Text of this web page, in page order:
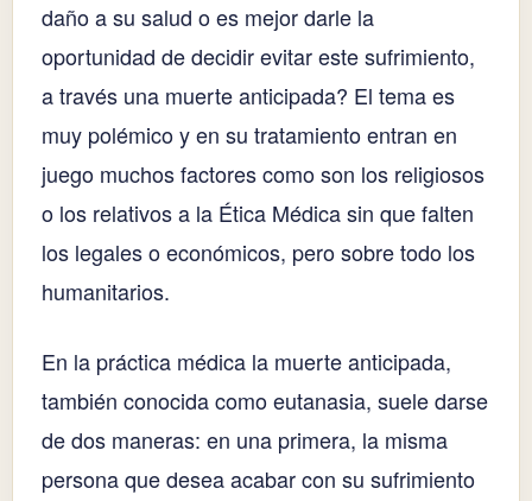
daño a su salud o es mejor darle la
oportunidad de decidir evitar este sufrimiento,
a través una muerte anticipada? El tema es
muy polémico y en su tratamiento entran en
juego muchos factores como son los religiosos
o los relativos a la Ética Médica sin que falten
los legales o económicos, pero sobre todo los
humanitarios.
En la práctica médica la muerte anticipada,
también conocida como eutanasia, suele darse
de dos maneras: en una primera, la misma
persona que desea acabar con su sufrimiento